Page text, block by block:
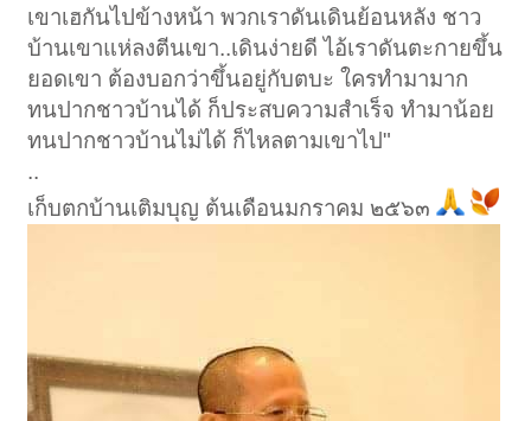
เขาเฮกันไปข้างหน้า พวกเราดันเดินย้อนหลัง ชาว
บ้านเขาแห่ลงตีนเขา..เดินง่ายดี ไอ้เราดันตะกายขึ้น
ยอดเขา ต้องบอกว่าขึ้นอยู่กับตบะ ใครทำมามาก
ทนปากชาวบ้านได้ ก็ประสบความสำเร็จ ทำมาน้อย
ทนปากชาวบ้านไม่ได้ ก็ไหลตามเขาไป"
..
เก็บตกบ้านเติมบุญ ต้นเดือนมกราคม ๒๕๖๓